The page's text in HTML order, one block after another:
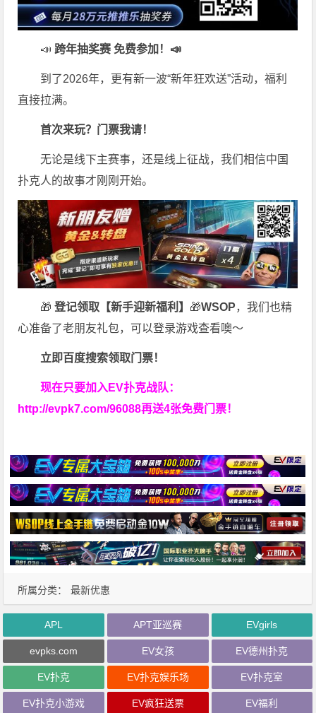
📣 跨年抽奖赛 免费参加 ！📣
到了2026年，更有新一波“新年狂欢送”活动，福利
直接拉满。
首次来玩？门票我请！
无论是线下主赛事，还是线上征战，我们相信中国
扑克人的故事才刚刚开始。
🎁 登记领取【新手迎新福利】 🎁WSOP，我们也精
心准备了老朋友礼包，可以登录游戏查看噢～
立即百度搜索领取门票！
现在只要加入EV扑克战队：
http://evpk7.com/96088再送4张免费门票！
所属分类： 最新优惠
APL APT亚巡赛 EVgirls
evpks.com EV女孩 EV德州扑克
EV扑克 EV扑克娱乐场 EV扑克室
EV扑克小游戏 EV疯狂送票 EV福利